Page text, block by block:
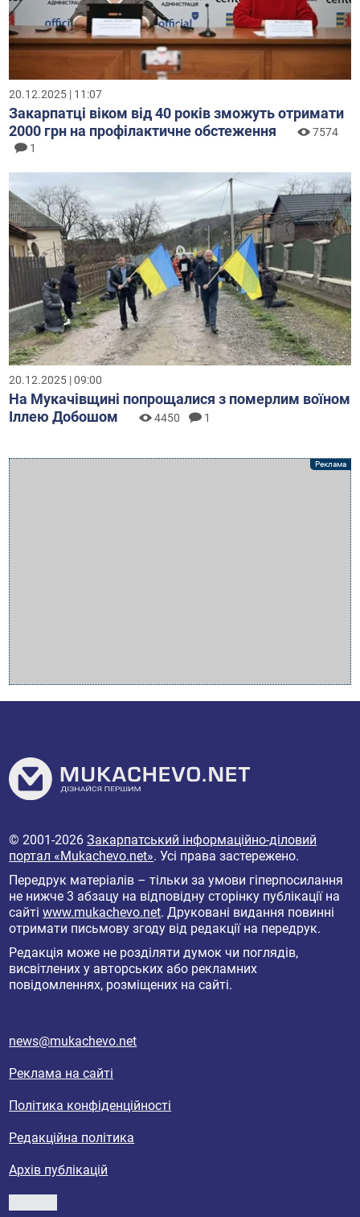
20.12.2025 | 11:07
Закарпатці віком від 40 років зможуть отримати
2000 грн на профілактичне обстеження
7574
1
20.12.2025 | 09:00
На Мукачівщині попрощалися з померлим воїном
Іллею Добошом
4450 1
© 2001-2026Закарпатський інформаційно-діловий
портал «Mukachevo.net». Усі права застережено.
Передрук матеріалів – тільки за умови гіперпосилання
не нижче 3 абзацу на відповідну сторінку публікації на
сайтіwww.mukachevo.net. Друковані видання повинні
отримати письмову згоду від редакції на передрук.
Редакція може не розділяти думок чи поглядів,
висвітлених у авторських або рекламних
повідомленнях, розміщених на сайті.
news@mukachevo.net
Реклама на сайті
Політика конфіденційності
Редакційна політика
Архів публікацій